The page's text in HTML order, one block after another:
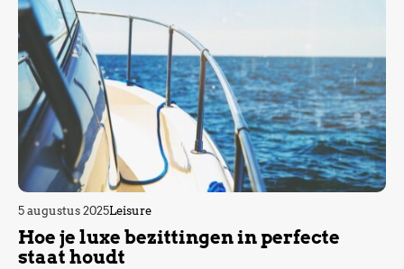
5 augustus 2025Leisure
Hoe je luxe bezittingen in perfecte
staat houdt